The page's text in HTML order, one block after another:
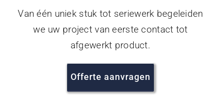
Van één uniek stuk tot seriewerk begeleiden
we uw project van eerste contact tot
afgewerkt product.
Offerte aanvragen